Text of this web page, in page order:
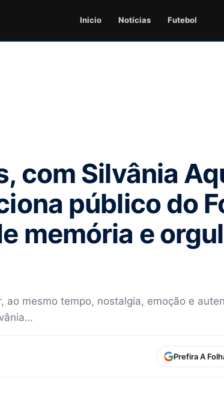
Inicio Notícias Futebol
com Silvânia
público do
memória e
ao mesmo tempo, nostalgia, emoção e
Prefira A